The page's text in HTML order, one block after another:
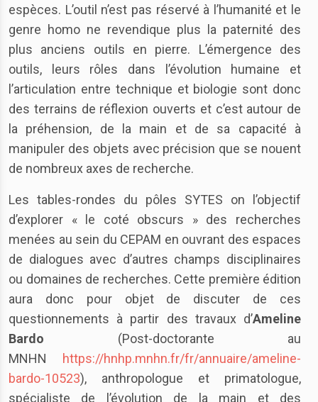
espèces. L’outil n’est pas réservé à l’humanité et le
genre homo ne revendique plus la paternité des
plus anciens outils en pierre. L’émergence des
outils, leurs rôles dans l’évolution humaine et
l’articulation entre technique et biologie sont donc
des terrains de réflexion ouverts et c’est autour de
la préhension, de la main et de sa capacité à
manipuler des objets avec précision que se nouent
de nombreux axes de recherche.
Les tables-rondes du pôles SYTES on l’objectif
d’explorer « le coté obscurs » des recherches
menées au sein du CEPAM en ouvrant des espaces
de dialogues avec d’autres champs disciplinaires
ou domaines de recherches. Cette première édition
aura donc pour objet de discuter de ces
questionnements à partir des travaux d’Ameline
Bardo (Post-doctorante au
MNHN https://hnhp.mnhn.fr/fr/annuaire/ameline-
bardo-10523), anthropologue et primatologue,
spécialiste de l’évolution de la main et des